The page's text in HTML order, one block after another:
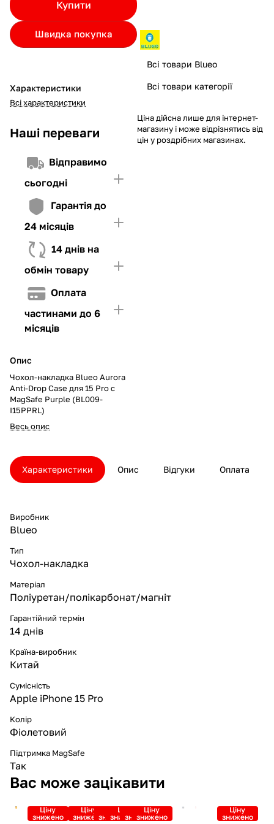
Купити
Швидка покупка
Характеристики
Всі характеристики
Наші переваги
Відправимо
сьогодні
Гарантія до
24 місяців
14 днів на
обмін товару
Оплата
частинами до 6
місяців
Опис
Чохол-накладка Blueo Aurora
Anti-Drop Case для 15 Pro с
MagSafe Purple (BL009-
I15PPRL)
Весь опис
Якщо ліміт нижчий за вартість товару, невистачаючу суму
потрібно внести Першим внеском
4. Мати достатньо коштів для внесення першої частини платежу
Всі товари Blueo
Всі товари категорії
Ціна дійсна лише для інтернет-
магазину і може відрізнятись від
цін у роздрібних магазинах.
Характеристики Опис Відгуки Оплата
Виробник
Blueo
Тип
Чохол-накладка
Матеріал
Поліуретан/полікарбонат/магніт
Гарантійний термін
14 днів
Країна-виробник
Китай
Сумісність
Apple iPhone 15 Pro
Колір
Фіолетовий
Підтримка MagSafe
Так
Вас може зацікавити
Ціну
знижено
Ціну
знижено
Ціну
знижено
Ціну
знижено
Ціну
знижено
Ціну
знижено
Ціну
знижено